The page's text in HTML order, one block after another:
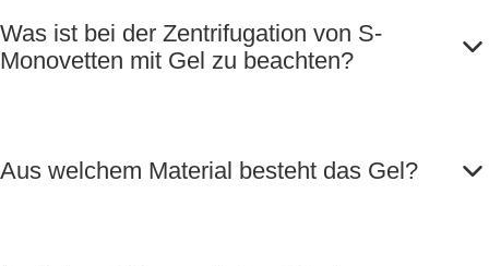
Was ist bei der Zentrifugation von S-
Monovetten mit Gel zu beachten?
Aus welchem Material besteht das Gel?